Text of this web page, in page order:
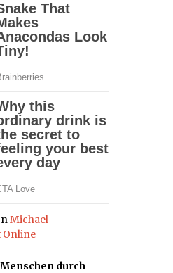
Michael
Online
durch